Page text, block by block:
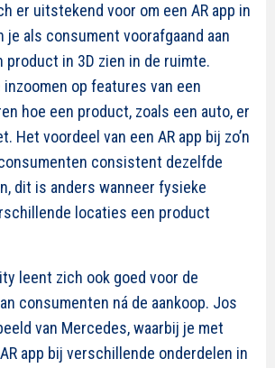
er uitstekend voor om een AR app in
je als consument voorafgaand aan
product in 3D zien in de ruimte.
inzoomen op features van een
hoe een product, zoals een auto, er
Het voordeel van een AR app bij zo’n
consistent dezelfde
dit is anders wanneer fysieke
locaties een product
leent zich ook goed voor de
consumenten ná de aankoop. Jos
van Mercedes, waarbij je met
app bij verschillende onderdelen in